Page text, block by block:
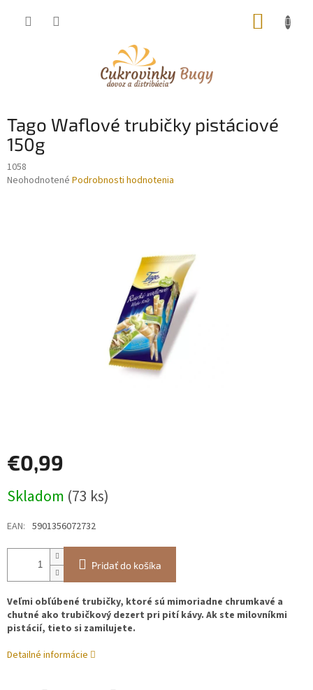
Tago Waflové trubičky pistáciové
150g
1058
Priemerné
Neohodnotené Podrobnosti hodnotenia
€0,99
cena:
Skladom (73 ks)
EAN: 5901356072732
Pridať do košíka
Veľmi obľúbené trubičky, ktoré sú mimoriadne chrumkavé a
chutné ako trubičkový dezert pri pití kávy. Ak ste milovníkmi
pistácií, tieto si zamilujete.
Detailné informácie